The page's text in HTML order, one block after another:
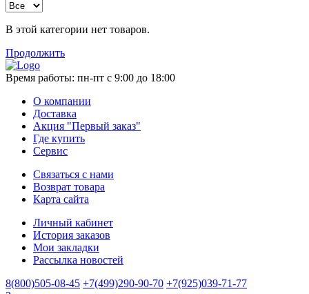
В этой категории нет товаров.
Продолжить
Время работы: пн-пт с 9:00 до 18:00
О компании
Доставка
Акция "Первый заказ"
Где купить
Сервис
Связаться с нами
Возврат товара
Карта сайта
Личный кабинет
История заказов
Мои закладки
Рассылка новостей
8(800)505-08-45 +7(499)290-90-70 +7(925)039-71-77